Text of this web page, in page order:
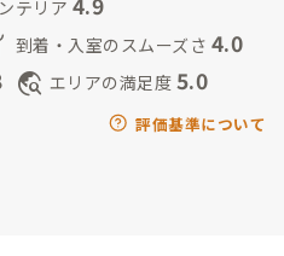
めてお迎えします。
テリア
到着・入室のスムーズさ 4.0
travel_explore エリアの満足度 5.0
評価基準について